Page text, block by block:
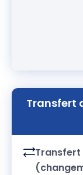
Transfert
Transfert